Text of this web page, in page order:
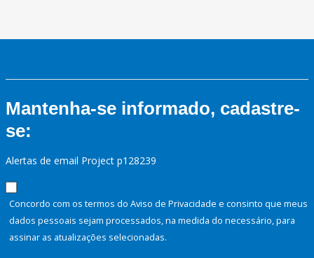
Mantenha-se informado, cadastre-
se:
Alertas de email Project p128239
Concordo com os termos do Aviso de Privacidade e consinto que meus
dados pessoais sejam processados, na medida do necessário, para
assinar as atualizações selecionadas.